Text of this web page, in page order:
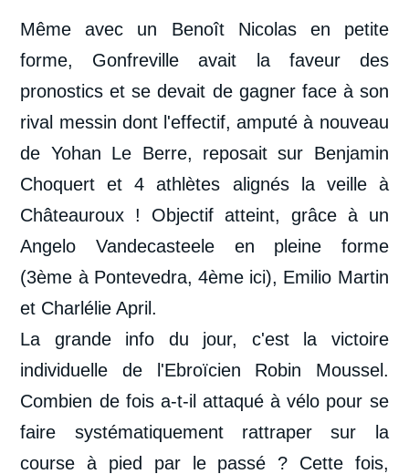
Même avec un Benoît Nicolas en petite
forme, Gonfreville avait la faveur des
pronostics et se devait de gagner face à son
rival messin dont l'effectif, amputé à nouveau
de Yohan Le Berre, reposait sur Benjamin
Choquert et 4 athlètes alignés la veille à
Châteauroux ! Objectif atteint, grâce à un
Angelo Vandecasteele en pleine forme
(3ème à Pontevedra, 4ème ici), Emilio Martin
et Charlélie April.
La grande info du jour, c'est la victoire
individuelle de l'Ebroïcien Robin Moussel.
Combien de fois a-t-il attaqué à vélo pour se
faire systématiquement rattraper sur la
course à pied par le passé ? Cette fois,